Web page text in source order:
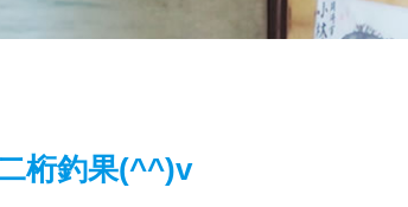
桁釣果(^^)v